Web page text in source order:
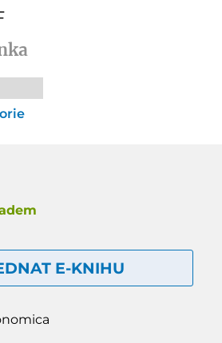
E-KNIHU